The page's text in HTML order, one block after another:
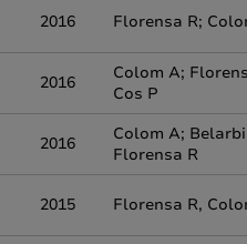
2016 Florensa R;
2016
Colom A;
Cos P
2016
Colom A;
Florensa R
2015 Florensa R,